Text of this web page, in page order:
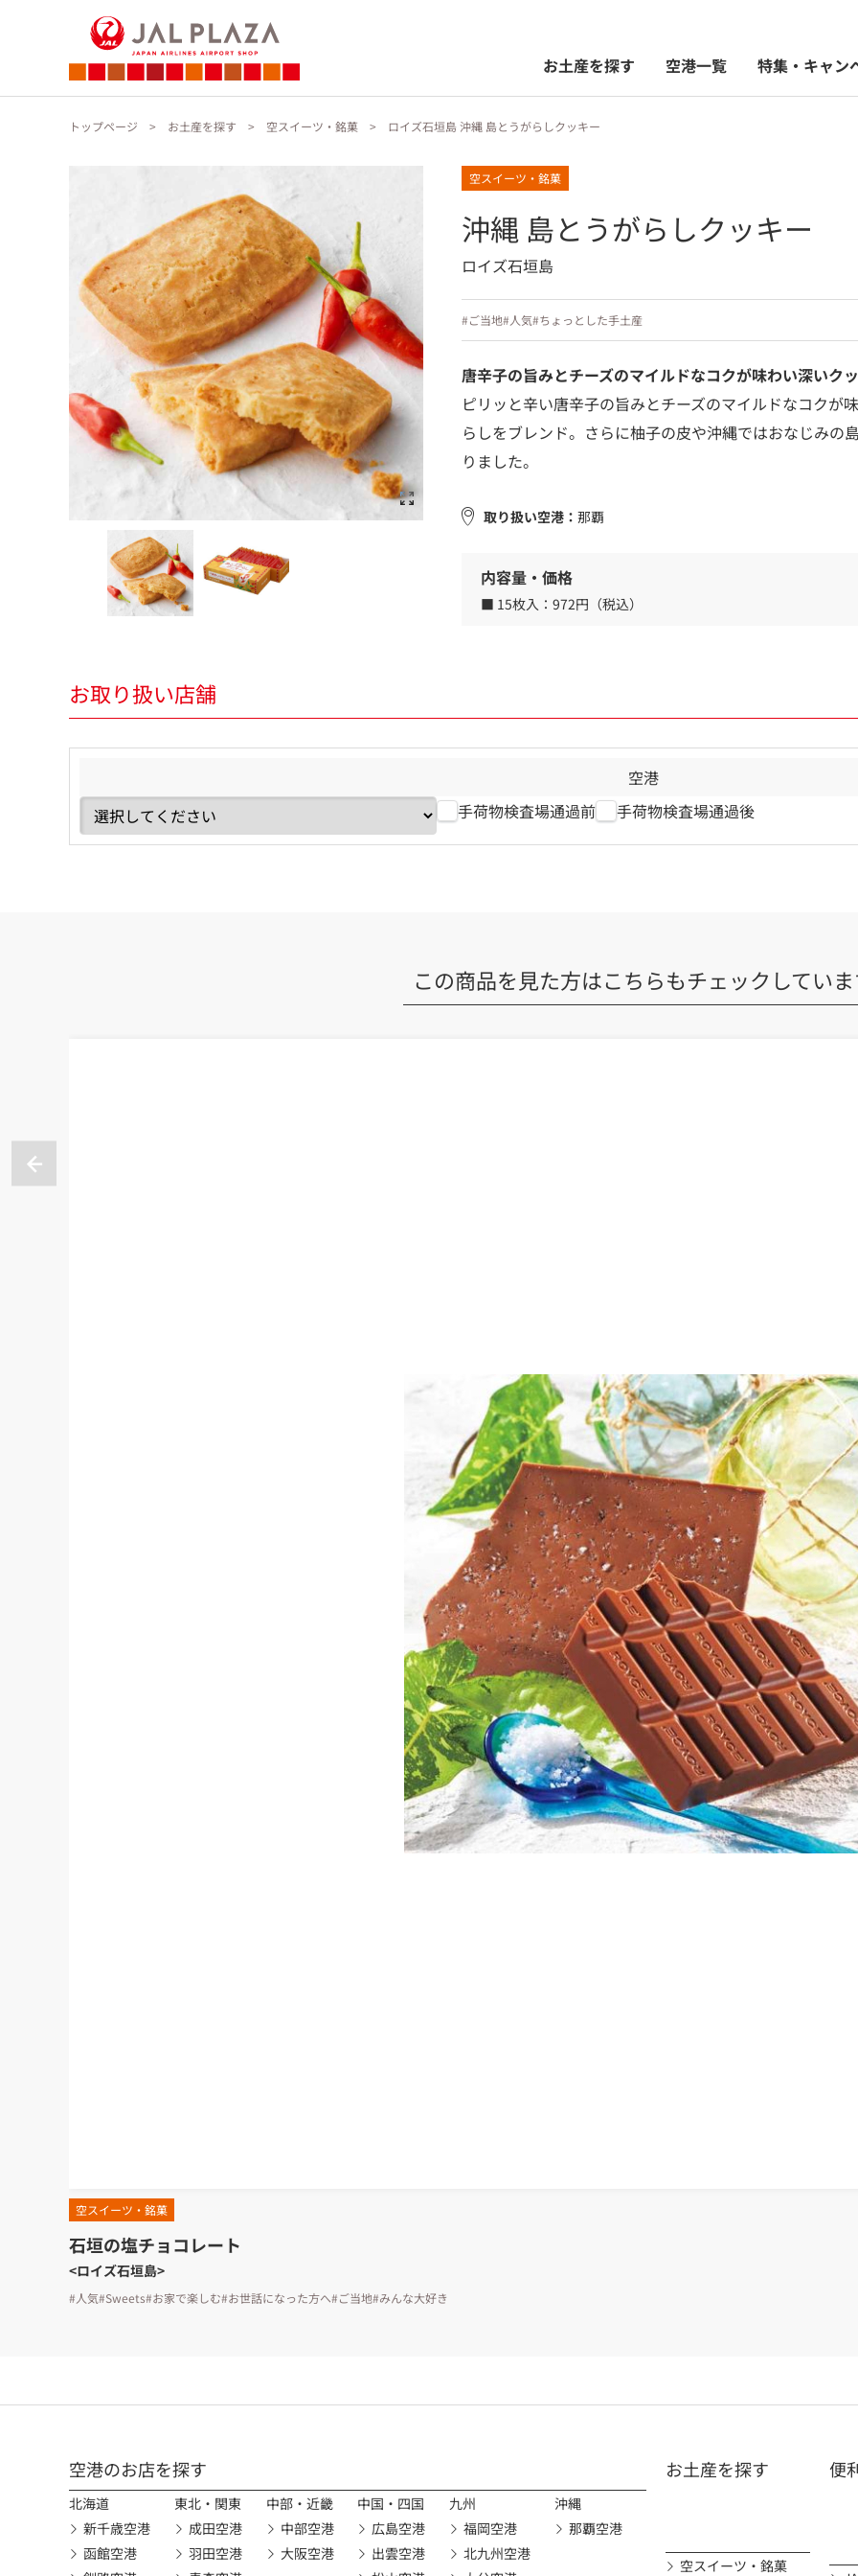
お土産を探す 空港一覧 特集・キャン
トップページ お土産を探す 空スイーツ・銘菓 ロイズ石垣島 沖縄 島とうがらしクッキー
空スイーツ・銘菓
沖縄 島とうがらしクッキー
ロイズ石垣島
#ご当地#人気#ちょっとした手土産
唐辛子の旨みとチーズのマイルドなコクが味わい深いク
ピリッと辛い唐辛子の旨みとチーズのマイルドなコク
らしをブレンド。さらに柚子の皮や沖縄ではおなじみの
りました。
取り扱い空港： 那覇
内容量・価格
■ 15枚入： 972円（税込）
お取り扱い店舗
空港
手荷物検査場通過前
手荷物検査場通過後
この商品を見た方はこちらもチェックしてい
空スイーツ・銘菓
石垣の塩チョコレート
<ロイズ石垣島>
#人気#Sweets#お家で楽しむ#お世話になった方へ#ご当地#みんな大好き
空港のお店を探す
北海道
新千歳空港
函館空港
東北・関東
成田空港
羽田空港
中部・近畿
中部空港
大阪空港
中国・四国
広島空港
出雲空港
九州
福岡空港
北九州空港
沖縄
那覇空港
お土産を探す
空スイーツ・銘菓
便